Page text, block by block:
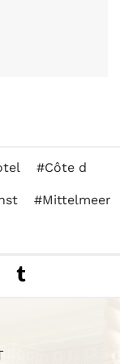
Côte d
Mittelmeer